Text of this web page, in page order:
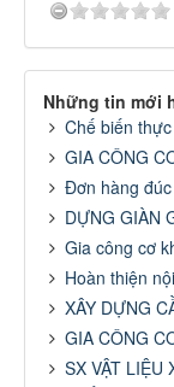
Những tin mới
Chế biến
GIA CÔNG
Đơn hàng
DỰNG GIÀN
Gia công cơ
Hoàn thiện
XÂY DỰNG
GIA CÔNG
SX VẬT LIỆU